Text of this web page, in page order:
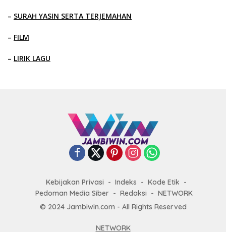
– SURAH YASIN SERTA TERJEMAHAN
– FILM
– LIRIK LAGU
Kebijakan Privasi Indeks
Kode Etik
Pedoman Media Siber
Redaksi
NETWORK
© 2024 Jambiwin.com - All Rights Reserved
NETWORK